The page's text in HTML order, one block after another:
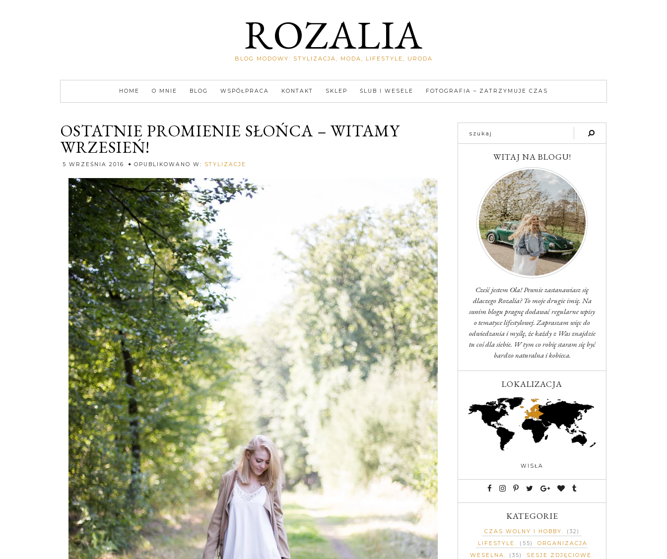
ROZALIA
BLOG MODOWY: STYLIZACJA, MODA, LIFESTYLE, URODA
HOME O MNIE BLOG WSPÓŁPRACA KONTAKT SKLEP ŚLUB I WESELE FOTOGRAFIA – ZATRZYMUJE CZAS
OSTATNIE PROMIENIE SŁOŃCA – WITAMY
WRZESIEŃ!
5 WRZEŚNIA 2016 OPUBLIKOWANO W: STYLIZACJE
WITAJ NA BLOGU!
Cześć jestem Ola! Pewnie zastanawiasz się
dlaczego Rozalia? To moje drugie imię. Na
swoim blogu pragnę dodawać regularne wpisy
o tematyce lifestylowej. Zapraszam więc do
odwiedzania i myślę, że każdy z Was znajdzie
tu coś dla siebie. W tym co robię staram się być
bardzo naturalna i kobieca.
LOKALIZACJA
WISŁA
KATEGORIE
CZAS WOLNY I HOBBY
(32)
LIFESTYLE
(55)
ORGANIZACJA
WESELNA
(35)
SESJE ZDJĘCIOWE